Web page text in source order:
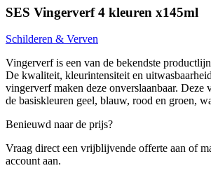
SES Vingerverf 4 kleuren x145ml
Schilderen & Verven
Vingerverf is een van de bekendste
De kwaliteit, kleurintensiteit en
vingerverf maken deze onverslaanbaar. Deze
de basiskleuren geel, blauw, rood en groen,
Benieuwd naar de prijs?
Vraag direct een vrijblijvende offerte aan of
account aan.